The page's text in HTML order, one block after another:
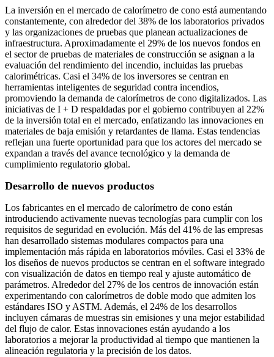
La inversión en el mercado de calorímetro de cono está aumentando
constantemente, con alrededor del 38% de los laboratorios privados
y las organizaciones de pruebas que planean actualizaciones de
infraestructura. Aproximadamente el 29% de los nuevos fondos en
el sector de pruebas de materiales de construcción se asignan a la
evaluación del rendimiento del incendio, incluidas las pruebas
calorimétricas. Casi el 34% de los inversores se centran en
herramientas inteligentes de seguridad contra incendios,
promoviendo la demanda de calorímetros de cono digitalizados. Las
iniciativas de I + D respaldadas por el gobierno contribuyen al 22%
de la inversión total en el mercado, enfatizando las innovaciones en
materiales de baja emisión y retardantes de llama. Estas tendencias
reflejan una fuerte oportunidad para que los actores del mercado se
expandan a través del avance tecnológico y la demanda de
cumplimiento regulatorio global.
Desarrollo de nuevos productos
Los fabricantes en el mercado de calorímetro de cono están
introduciendo activamente nuevas tecnologías para cumplir con los
requisitos de seguridad en evolución. Más del 41% de las empresas
han desarrollado sistemas modulares compactos para una
implementación más rápida en laboratorios móviles. Casi el 33% de
los diseños de nuevos productos se centran en el software integrado
con visualización de datos en tiempo real y ajuste automático de
parámetros. Alrededor del 27% de los centros de innovación están
experimentando con calorímetros de doble modo que admiten los
estándares ISO y ASTM. Además, el 24% de los desarrollos
incluyen cámaras de muestras sin emisiones y una mejor estabilidad
del flujo de calor. Estas innovaciones están ayudando a los
laboratorios a mejorar la productividad al tiempo que mantienen la
alineación regulatoria y la precisión de los datos.